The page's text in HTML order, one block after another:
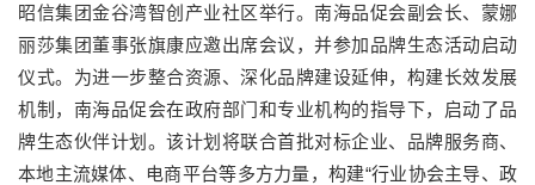
昭信集团金谷湾智创产业社区举行。南海品促会副会长、蒙娜
丽莎集团董事张旗康应邀出席会议，并参加品牌生态活动启动
仪式。为进一步整合资源、深化品牌建设延伸，构建长效发展
机制，南海品促会在政府部门和专业机构的指导下，启动了品
牌生态伙伴计划。该计划将联合首批对标企业、品牌服务商、
本地主流媒体、电商平台等多方力量，构建“行业协会主导、政